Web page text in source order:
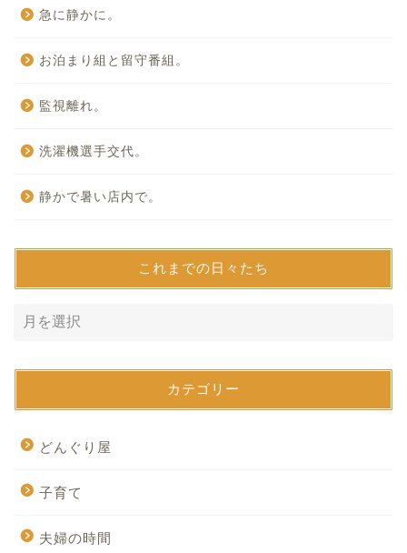
急に静かに。
お泊まり組と留守番組。
監視離れ。
洗濯機選手交代。
静かで暑い店内で。
これまでの日々たち
カテゴリー
どんぐり屋
子育て
夫婦の時間